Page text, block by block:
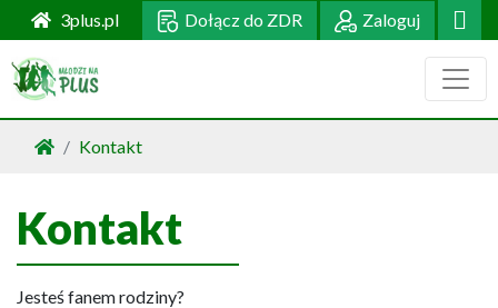
3plus.pl Dołącz do ZDR Zaloguj
Kontakt
Kontakt
Jesteś fanem rodziny?